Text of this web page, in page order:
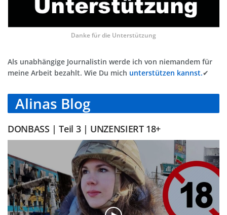
Danke für die Unterstützung
Als unabhängige Journalistin werde ich von niemandem für
meine Arbeit bezahlt. Wie Du mich unterstützen kannst.✔
Alinas Blog
DONBASS | Teil 3 | UNZENSIERT 18+